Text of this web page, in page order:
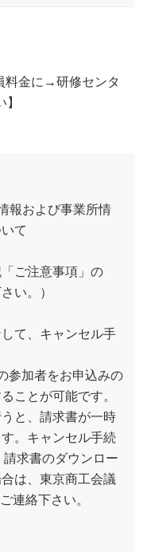
料金に→研修センタ
報および事業所情
て
ご注意事項」の
い。）
て、キャンセル手
参加者をお申込みの
ことが可能です。
と、請求書が一時
。キャンセル手続
求書のダウンロー
は、東京商工会議
連絡下さい。